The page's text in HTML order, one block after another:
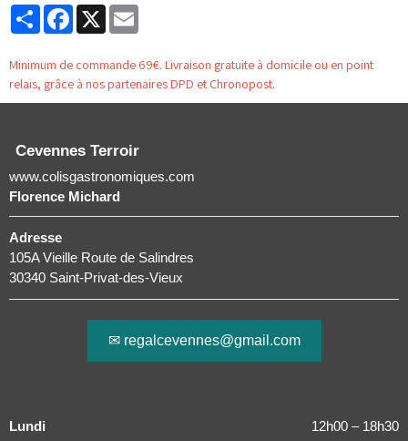
PartagerFacebook
X
Minimum de commande 69€. Livraison gratuite à domicile ou en point
relais, grâce à nos partenaires DPD et Chronopost.
Cevennes Terroir
www.colisgastronomiques.com
Florence Michard
Adresse
105A Vieille Route de Salindres
30340 Saint-Privat-des-Vieux
✉ regalcevennes@gmail.com
Lundi 12h00 – 18h30